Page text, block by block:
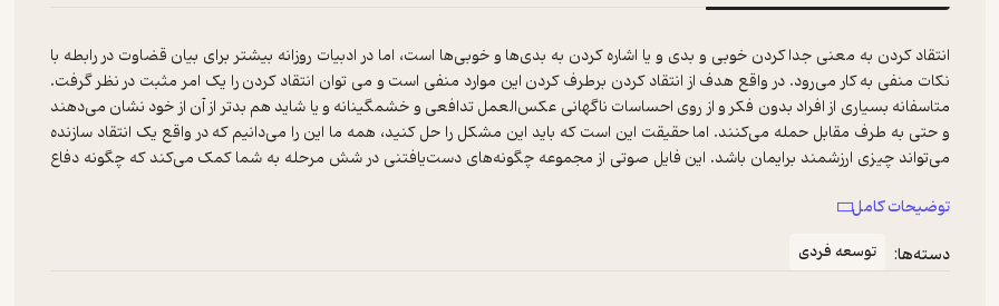
انتقاد کردن به معنی جدا کردن خوبی و بدی و یا اشاره کردن به بدی‌ها و خوبی‌ها است، اما در ادبیات روزانه بیشتر برای بیان قضاوت در رابطه با
نکات منفی به کار می‌رود. در واقع هدف از انتقاد کردن برطرف کردن این موارد منفی است و می توان انتقاد کردن را یک امر مثبت در نظر گرفت.
متاسفانه بسیاری از افراد بدون فکر و از روی احساسات ناگهانی عکس‌العمل تدافعی و خشمگینانه و یا شاید هم بدتر از آن از خود نشان می‌دهند
و حتی به طرف مقابل حمله می‌کنند. اما حقیقت این است که باید این مشکل را حل کنید، همه ما این را می‌دانیم که در واقع یک انتقاد سازنده
می‌تواند چیزی ارزشمند برایمان باشد. این فایل صوتی از مجموعه چگونه‌های دست‌یافتنی در شش مرحله به شما کمک می‌کند که چگونه دفاع
و رفع ایرادات و نواقص شخصیت خود بهره ببرید. «چگونه انتقاد پذیر باشیم؟» با ترجمه بهار خرم و خوانش کاوه یانقی منتشر شده است.
توضیحات کامل
دسته‌ها:
توسعه فردی